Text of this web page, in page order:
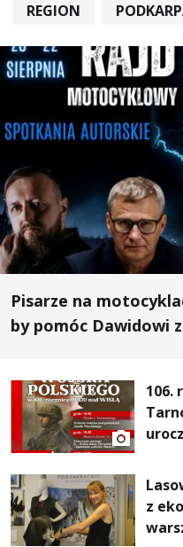
REGION
Pisarze na
by pomóc Dawidowi
106.
z